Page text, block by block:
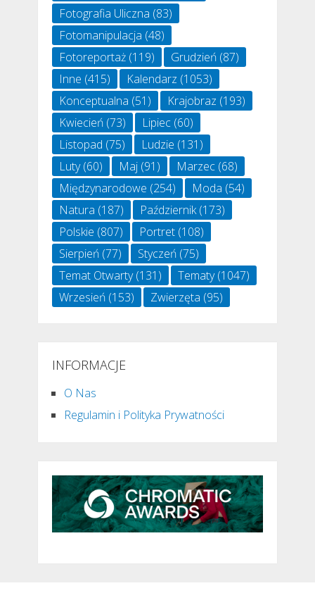
Fotografia Uliczna (83)
Fotomanipulacja (48)
Fotoreportaż(119) Grudzień(87)
Inne (415) Kalendarz (1053)
Konceptualna (51) Krajobraz (193)
Kwiecień(73) Lipiec(60)
Listopad (75) Ludzie (131)
Luty(60) Maj(91) Marzec(68)
Międzynarodowe (254) Moda (54)
Natura (187) Październik(173)
Polskie (807) Portret(108)
Sierpień(77) Styczeń(75)
Temat Otwarty(131) Tematy(1047)
Wrzesień(153) Zwierzęta (95)
INFORMACJE
O Nas
Regulamin i Polityka Prywatności